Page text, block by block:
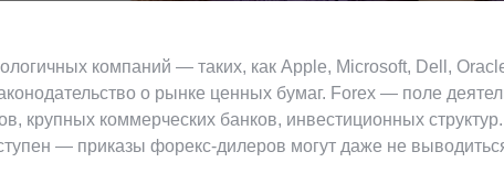
компаний — таких, как Apple, Microsoft, Dell,
о рынке ценных бумаг. Forex — поле
крупных коммерческих банков, инвестиционных
— приказы форекс-дилеров могут даже не